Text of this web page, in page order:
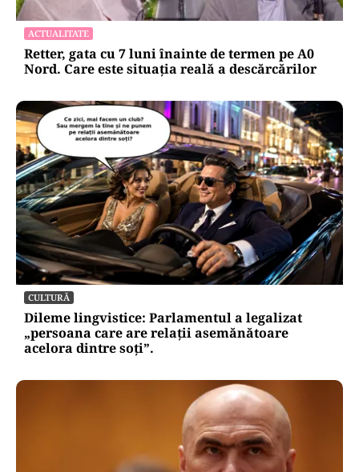
ACTUALITATE
Retter, gata cu 7 luni înainte de termen pe A0
Nord. Care este situația reală a descărcărilor
CULTURĂ
Dileme lingvistice: Parlamentul a legalizat
„persoana care are relații asemănătoare
acelora dintre soți”.